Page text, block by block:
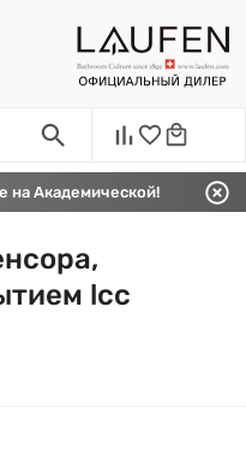
на Академической!
lcc